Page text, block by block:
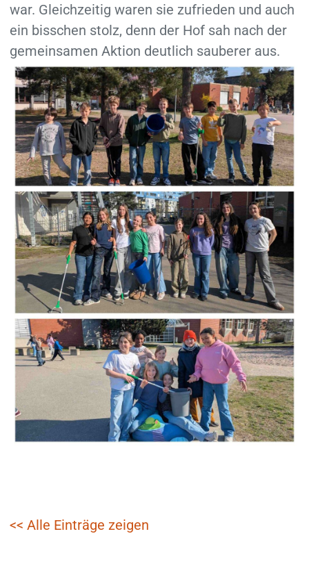
war. Gleichzeitig waren sie zufrieden und auch
ein bisschen stolz, denn der Hof sah nach der
gemeinsamen Aktion deutlich sauberer aus.
<< Alle Einträge zeigen